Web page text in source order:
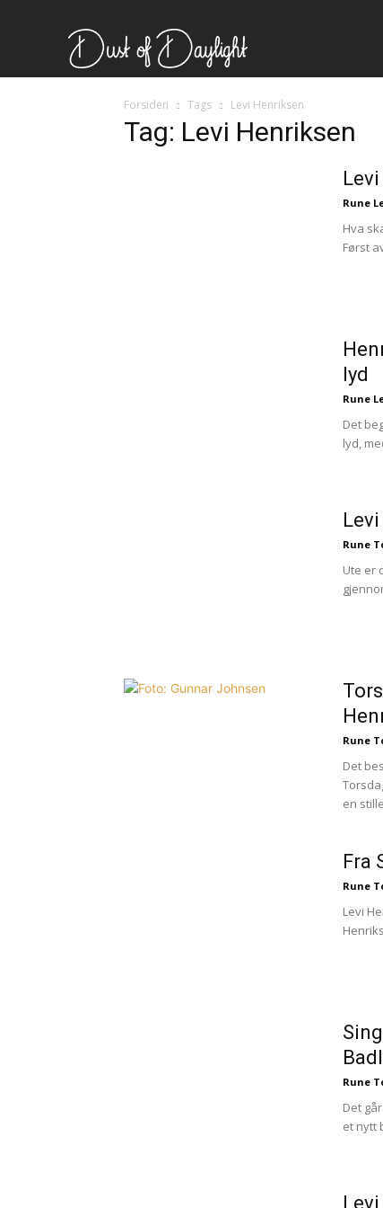
Forsiden Tags Levi Henriksen
Tag: Levi Henriksen
Rune
Hva
Først
lyd
Rune
Det
lyd,
Rune
Ute er
Rune
Det
en
Fra
Rune
Levi
Rune
Det
et nytt